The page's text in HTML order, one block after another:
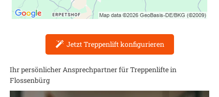
Jetzt Treppenlift konfigurieren
Ihr persönlicher Ansprechpartner für Treppenlifte in
Flossenbürg